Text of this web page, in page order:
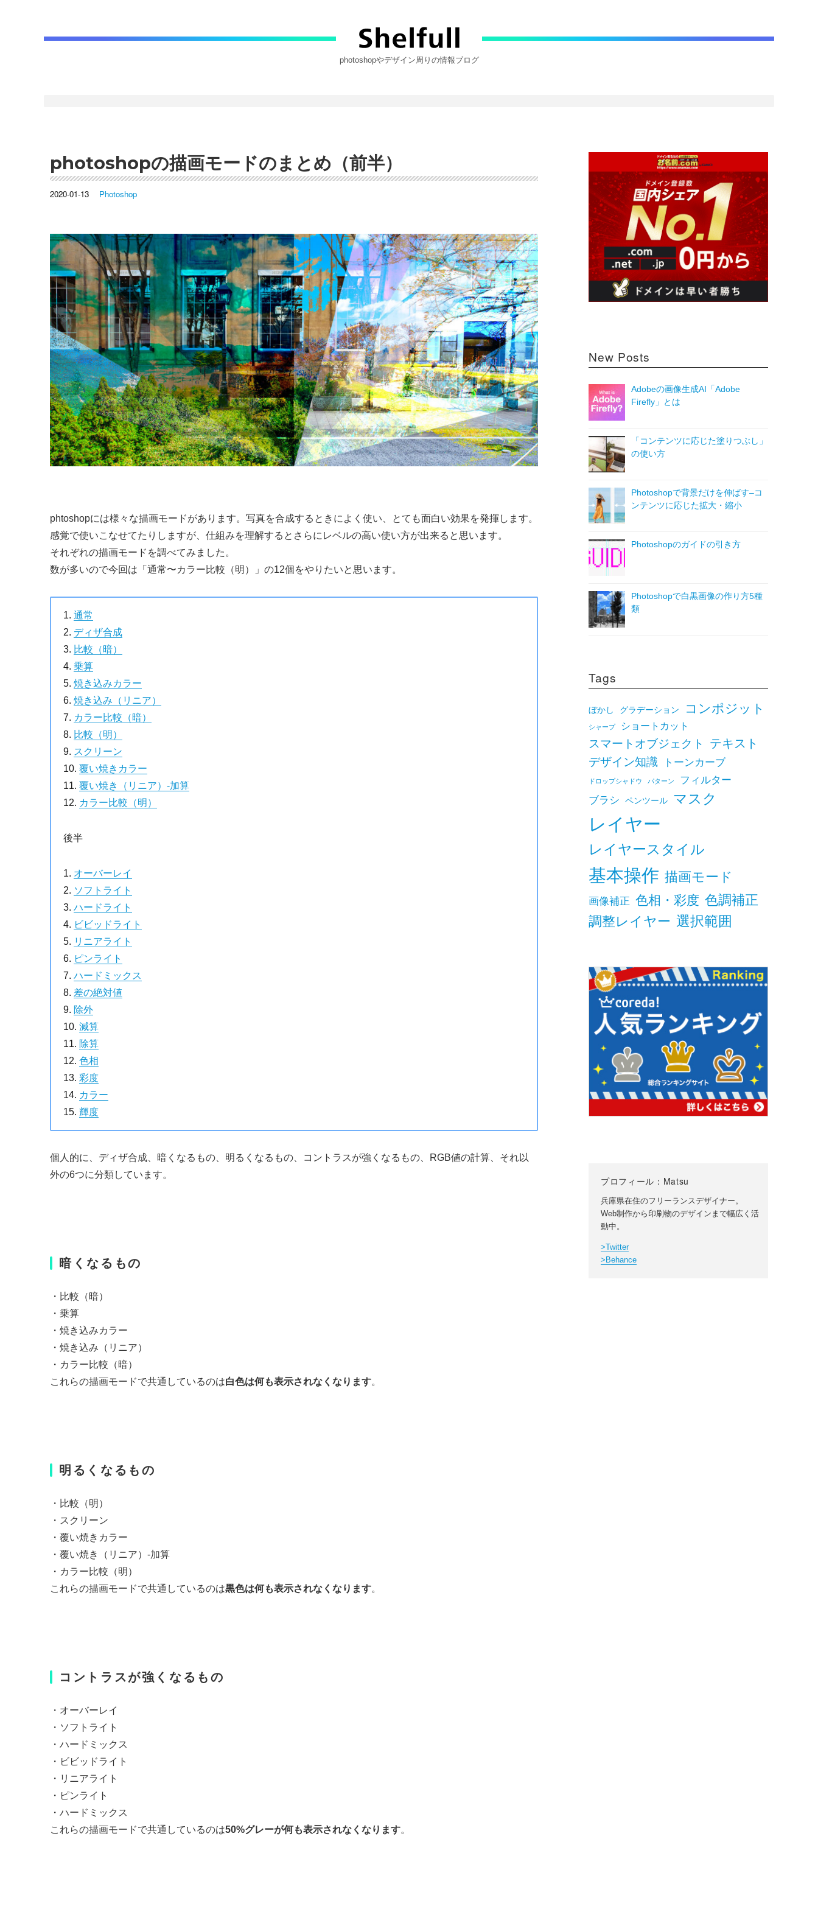
photoshopやデザイン周りの情報ブログ
photoshopの描画モードのまとめ（前半）
2020-01-13 Photoshop
phtoshopには様々な描画モードがあります。写真を合成するときによく使い、とても面白い効果を発揮します。
感覚で使いこなせてたりしますが、仕組みを理解するとさらにレベルの高い使い方が出来ると思います。
それぞれの描画モードを調べてみました。
数が多いので今回は「通常〜カラー比較（明）」の12個をやりたいと思います。
通常
ディザ合成
比較（暗）
乗算
焼き込みカラー
焼き込み（リニア）
カラー比較（暗）
比較（明）
スクリーン
覆い焼きカラー
覆い焼き（リニア）-加算
カラー比較（明）
後半
オーバーレイ
ソフトライト
ハードライト
ビビッドライト
リニアライト
ピンライト
ハードミックス
差の絶対値
除外
減算
除算
色相
彩度
カラー
輝度
個人的に、ディザ合成、暗くなるもの、明るくなるもの、コントラスが強くなるもの、RGB値の計算、それ以
外の6つに分類しています。
暗くなるもの
・比較（暗）
・乗算
・焼き込みカラー
・焼き込み（リニア）
・カラー比較（暗）
これらの描画モードで共通しているのは白色は何も表示されなくなります。
明るくなるもの
・比較（明）
・スクリーン
・覆い焼きカラー
・覆い焼き（リニア）-加算
・カラー比較（明）
これらの描画モードで共通しているのは黒色は何も表示されなくなります。
コントラスが強くなるもの
・オーバーレイ
・ソフトライト
・ハードミックス
・ビビッドライト
・リニアライト
・ピンライト
・ハードミックス
これらの描画モードで共通しているのは50%グレーが何も表示されなくなります。
New Posts
Adobeの画像生成AI「Adobe
Firefly」とは
「コンテンツに応じた塗りつぶし」
の使い方
Photoshopで背景だけを伸ばす–コ
ンテンツに応じた拡大・縮小
Photoshopのガイドの引き方
Photoshopで白黒画像の作り方5種
類
Tags
ぼかし グラデーション コンポジット
シャープ ショートカット
スマートオブジェクト テキスト
デザイン知識 トーンカーブ
ドロップシャドウ パターン
フィルター
ブラシ
ペンツール マスク
レイヤー
レイヤースタイル
基本操作 描画モード
画像補正 色相・彩度 色調補正
調整レイヤー 選択範囲
プロフィール：Matsu
兵庫県在住のフリーランスデザイナー。
Web制作から印刷物のデザインまで幅広く活
動中。
>Twitter
>Behance